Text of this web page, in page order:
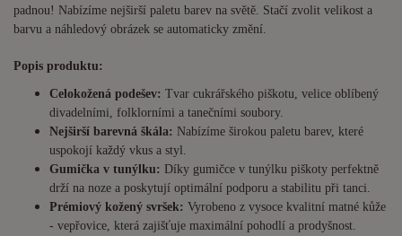
padnou! Nabízíme nejširší paletu barev na světě. Stačí zvolit velikost a
barvu a náhledový obrázek se automaticky změní.
Popis produktu:
Celokožená podešev: Tvar cukrářského piškotu, velice oblíbený
divadelními, folklorními a tanečními soubory.
Nejširší barevná škála: Nabízíme širokou paletu barev, které
uspokojí každý vkus a styl.
Gumička v tunýlku: Díky gumičce v tunýlku piškoty perfektně
drží na noze a poskytují optimální podporu a stabilitu při tanci.
Prémiový kožený svršek: Vyrobeno z vysoce kvalitní matné kůže
- vepřovice, která zajišťuje maximální pohodlí a prodyšnost.